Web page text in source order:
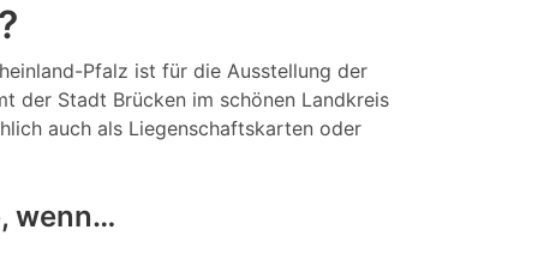
Pfalz ist für die Ausstellung der
der Stadt Brücken im schönen Landkreis
auch als Liegenschaftskarten oder
wenn…